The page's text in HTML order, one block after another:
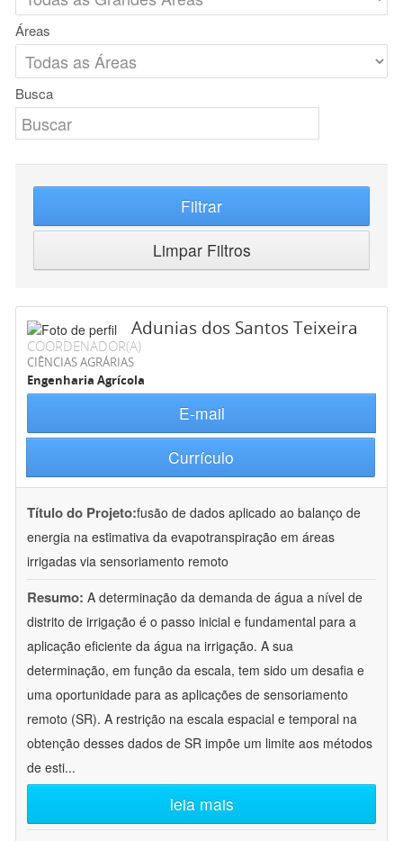
Áreas
Busca
Filtrar
Limpar Filtros
Adunias dos Santos Teixeira
COORDENADOR(A)
CIÊNCIAS AGRÁRIAS
Engenharia Agrícola
E-mail
Currículo
Título do Projeto:fusão de dados aplicado ao balanço de
energia na estimativa da evapotranspiração em áreas
irrigadas via sensoriamento remoto
Resumo: A determinação da demanda de água a nível de
distrito de irrigação é o passo inicial e fundamental para a
aplicação eficiente da água na irrigação. A sua
determinação, em função da escala, tem sido um desafia e
uma oportunidade para as aplicações de sensoriamento
remoto (SR). A restrição na escala espacial e temporal na
obtenção desses dados de SR impõe um limite aos métodos
de esti...
leia mais